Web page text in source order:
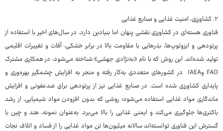
۲. کشاورزی، امنیت غذایی و صنایع غذایی
فناوری هسته‌ای در کشاورزی نقشی پنهان اما بنیادین دارد. در سال‌های اخیر با استفاده از
پرتودهی و ایزوتوپ‌ها، بذرهایی با مقاومت بالا در برابر خشکی، آفات و تغییرات اقلیمی
تولید شده‌اند. این روش که با نام «به‌نژادی جهشی» شناخته می‌شود، در همکاری مشترک
FAO وIAEA در کشورهای متعددی به‌کار رفته و منجر به افزایش چشمگیر بهره‌وری و
پایداری کشاورزی شده است. در صنایع غذایی نیز از پرتودهی برای ضدعفونی و افزایش
ماندگاری مواد غذایی استفاده می‌شود؛ روشی که بدون افزودن مواد شیمیایی، از رشد
باکتری‌ها جلوگیری می‌کند و ایمنی غذایی را بالا می‌برد. به‌عنوان نمونه، هند و چین با
گسترش این فناوری توانسته‌اند سالانه میلیون‌ها تن مواد غذایی را از فساد و اتلاف نجات